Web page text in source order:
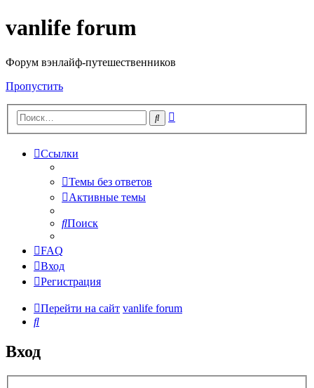
vanlife forum
Форум вэнлайф-путешественников
Пропустить
Поиск
Ссылки
Темы без ответов
Активные темы
Поиск
FAQ
Вход
Регистрация
Перейти на сайт vanlife forum
Поиск
Вход